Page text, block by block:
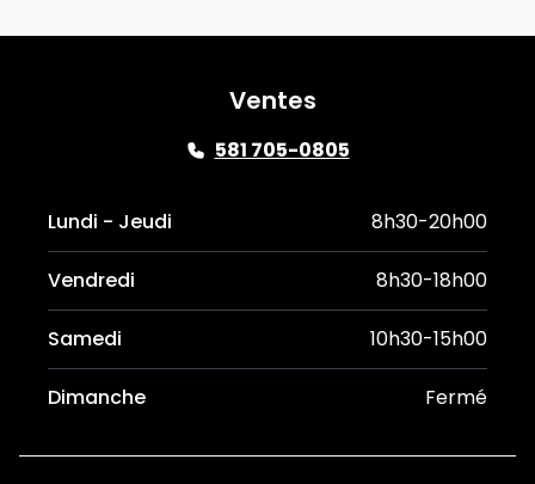
Ventes
581 705-0805
Lundi - Jeudi 8h30-20h00
Vendredi 8h30-18h00
Samedi 10h30-15h00
Dimanche Fermé